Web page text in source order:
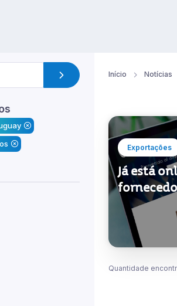
Início Notícias
Exportações
Já está
Quantidade